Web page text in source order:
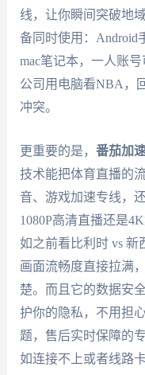
线，让你瞬间突破地
备同时使用：Android
mac笔记本，一人账
公司用电脑看NBA，
冲突。
更重要的是， 番茄加
技术能把体育直播的
音、游戏加速专线，
1080P高清直播还是
如之前看比利时 vs 新
画面流畅度直接拉满
楚。而且它的数据安
护你的隐私，不用担
题，售后实时保障的
如连接不上或者线路